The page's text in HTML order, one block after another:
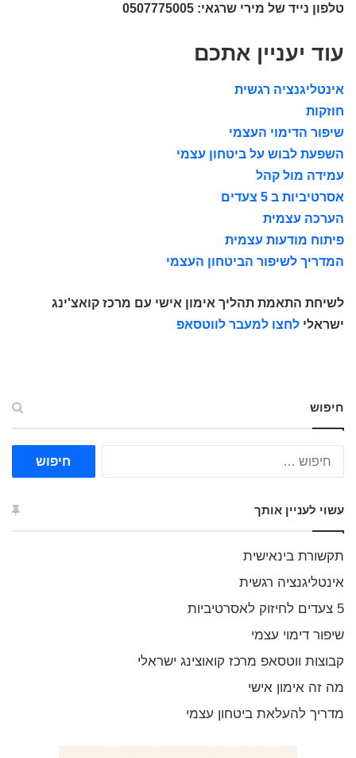
טלפון נייד של מירי שרגאי: 0507775005
עוד יעניין אתכם
אינטליגנציה רגשית
חוזקות
שיפור הדימוי העצמי
השפעת לבוש על ביטחון עצמי
עמידה מול קהל
אסרטיביות ב 5 צעדים
הערכה עצמית
פיתוח מודעות עצמית
המדריך לשיפור הביטחון העצמי
לשיחת התאמת תהליך אימון אישי עם מרכז קואצ'ינג
ישראלי לחצו למעבר לווטסאפ
חיפוש
עשוי לעניין אותך
תקשורת בינאישית
אינטליגנציה רגשית
5 צעדים לחיזוק לאסרטיביות
שיפור דימוי עצמי
קבוצות ווטסאפ מרכז קואוצינג ישראלי
מה זה אימון אישי
מדריך להעלאת ביטחון עצמי